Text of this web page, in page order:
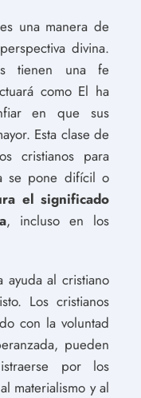
una manera de
divina.
tienen una fe
como El ha
en que sus
Esta clase de
cristianos para
se pone difícil o
el significado
, incluso en los
ayuda al cristiano
Los cristianos
con la voluntad
pueden
por los
materialismo y al